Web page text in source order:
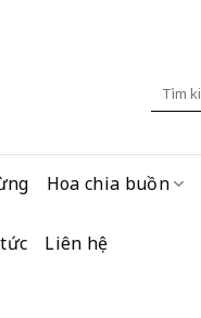
Tìm
Hoa chia buồn
Liên hệ